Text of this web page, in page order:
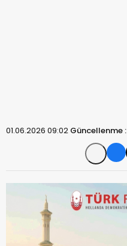
01.06.2026 09:02 Güncellenme :